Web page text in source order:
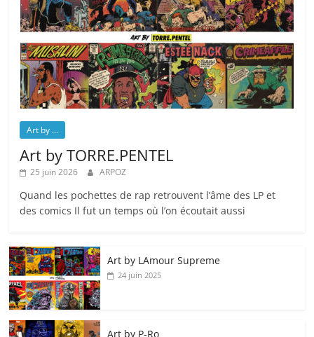
Art by ...
Art by TORRE.PENTEL
25 juin 2026 ARPOZ
Quand les pochettes de rap retrouvent l’âme des LP et
des comics Il fut un temps où l’on écoutait aussi
Art by LAmour Supreme
24 juin 2025
Art by P‑Ro